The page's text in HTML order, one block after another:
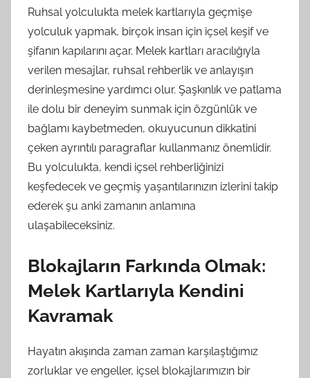
Ruhsal yolculukta melek kartlarıyla geçmişe
yolculuk yapmak, birçok insan için içsel keşif ve
şifanın kapılarını açar. Melek kartları aracılığıyla
verilen mesajlar, ruhsal rehberlik ve anlayışın
derinleşmesine yardımcı olur. Şaşkınlık ve patlama
ile dolu bir deneyim sunmak için özgünlük ve
bağlamı kaybetmeden, okuyucunun dikkatini
çeken ayrıntılı paragraflar kullanmanız önemlidir.
Bu yolculukta, kendi içsel rehberliğinizi
keşfedecek ve geçmiş yaşantılarınızın izlerini takip
ederek şu anki zamanın anlamına
ulaşabileceksiniz.
Blokajların Farkında Olmak:
Melek Kartlarıyla Kendini
Kavramak
Hayatın akışında zaman zaman karşılaştığımız
zorluklar ve engeller, içsel blokajlarımızın bir